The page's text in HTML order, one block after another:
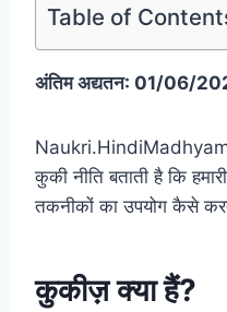
Table of
अंतिम अद्यतन: 01/06/
कुकी नीति बताती है कि
तकनीकों का उपयोग कैसे
कुकीज़ क्या हैं?